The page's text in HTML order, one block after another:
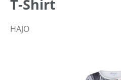
T-Shirt
HAJO